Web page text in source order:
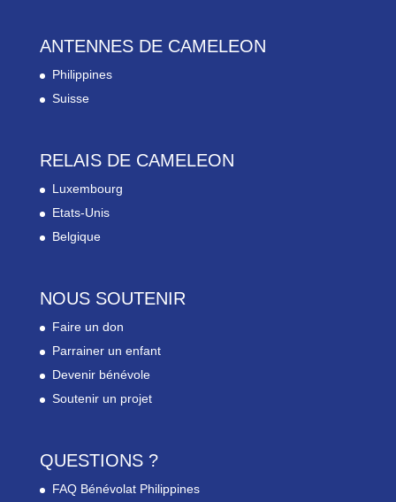
ANTENNES DE CAMELEON
Philippines
Suisse
RELAIS DE CAMELEON
Luxembourg
Etats-Unis
Belgique
NOUS SOUTENIR
Faire un don
Parrainer un enfant
Devenir bénévole
Soutenir un projet
QUESTIONS ?
FAQ Bénévolat Philippines